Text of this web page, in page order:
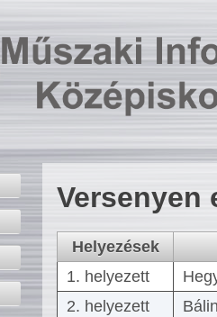
Versenyen
Helyezések
1. helyezett
2. helyezett